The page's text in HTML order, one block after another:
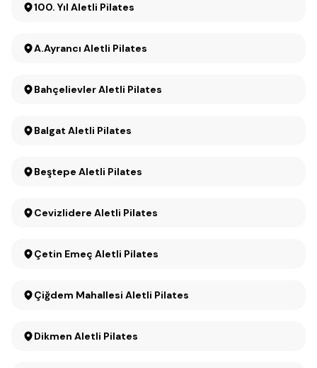
100. Yıl Aletli Pilates
A.Ayrancı Aletli Pilates
Bahçelievler Aletli Pilates
Balgat Aletli Pilates
Beştepe Aletli Pilates
Cevizlidere Aletli Pilates
Çetin Emeç Aletli Pilates
Çiğdem Mahallesi Aletli Pilates
Dikmen Aletli Pilates